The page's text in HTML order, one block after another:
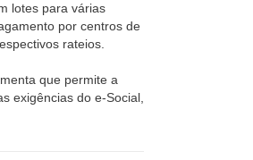
lotes para várias
por centros de
rateios.
que permite a
exigências do e-Social,